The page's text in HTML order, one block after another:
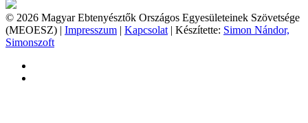
© 2026 Magyar Ebtenyésztők Országos Egyesületeinek Szövetsége
(MEOESZ) | Impresszum | Kapcsolat | Készítette: Simon Nándor,
Simonszoft